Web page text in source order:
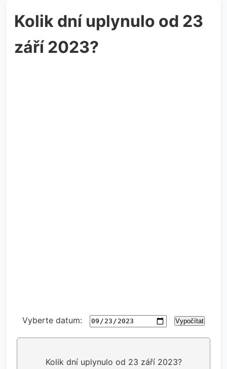
Kolik dní uplynulo od 23
září 2023?
Vyberte datum: Vypočítat
Kolik dní uplynulo od 23 září 2023?